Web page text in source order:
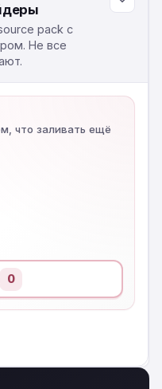
pack с
Не все
что заливать ещё
0